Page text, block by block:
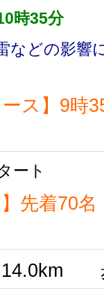
時35分
などの影
ース】9
ート
先着70名